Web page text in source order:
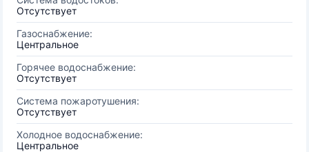
Отсутствует
Газоснабжение:
Центральное
Горячее водоснабжение:
Отсутствует
Система пожаротушения:
Отсутствует
Холодное водоснабжение:
Центральное